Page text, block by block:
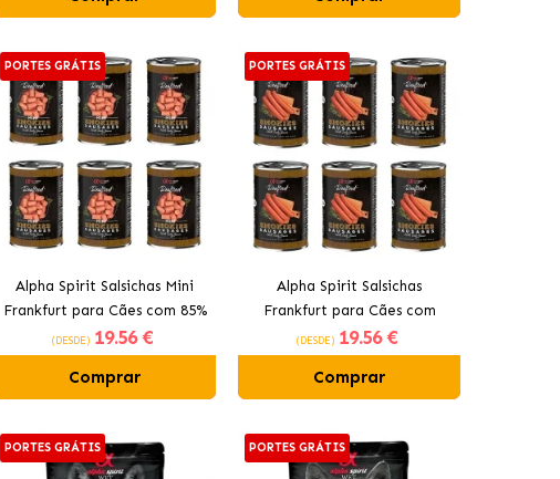
PORTES GRÁTIS
Alpha Spirit Salsichas Mini
Frankfurt para Cães com 85%
de Carne de Porco Fresca
(DESDE) 19.56 €
Comprar
PORTES GRÁTIS
Alpha Spirit Salsichas
Frankfurt para Cães com
Porco e Ervas
(DESDE) 19.56 €
Comprar
PORTES GRÁTIS PORTES GRÁTIS